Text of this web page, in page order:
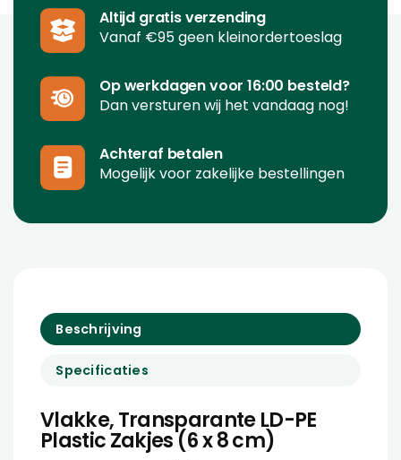
Altijd gratis verzending
Vanaf €95 geen kleinordertoeslag
Op werkdagen voor 16:00 besteld?
Dan versturen wij het vandaag nog!
Achteraf betalen
Mogelijk voor zakelijke bestellingen
Beschrijving
Specificaties
Vlakke, Transparante LD-PE
Plastic Zakjes (6 x 8 cm)